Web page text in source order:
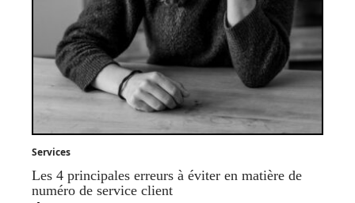
Services
Les 4 principales erreurs à éviter en matière de
numéro de service client